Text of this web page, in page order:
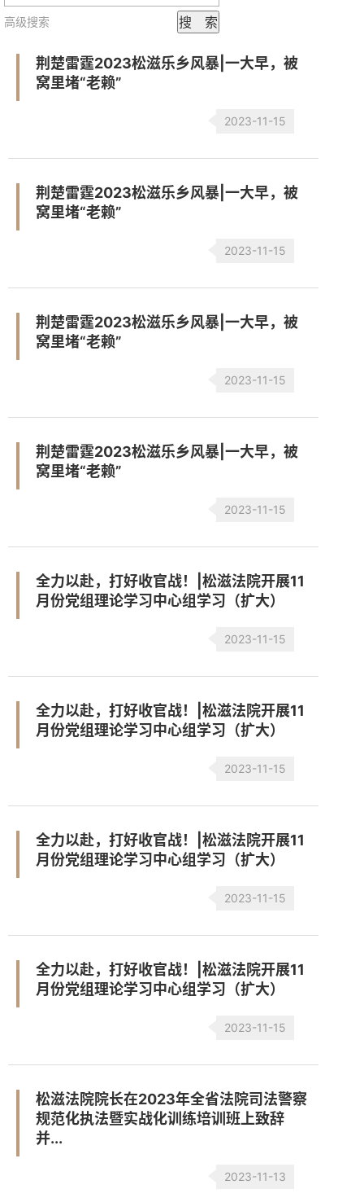
高级搜索
荆楚雷霆2023松滋乐乡风暴|一大早，被
窝里堵“老赖”
2023-11-15
荆楚雷霆2023松滋乐乡风暴|一大早，被
窝里堵“老赖”
2023-11-15
荆楚雷霆2023松滋乐乡风暴|一大早，被
窝里堵“老赖”
2023-11-15
荆楚雷霆2023松滋乐乡风暴|一大早，被
窝里堵“老赖”
2023-11-15
全力以赴，打好收官战！|松滋法院开展11
月份党组理论学习中心组学习（扩大）
2023-11-15
全力以赴，打好收官战！|松滋法院开展11
月份党组理论学习中心组学习（扩大）
2023-11-15
全力以赴，打好收官战！|松滋法院开展11
月份党组理论学习中心组学习（扩大）
2023-11-15
全力以赴，打好收官战！|松滋法院开展11
月份党组理论学习中心组学习（扩大）
2023-11-15
松滋法院院长在2023年全省法院司法警察
规范化执法暨实战化训练培训班上致辞
并...
2023-11-13